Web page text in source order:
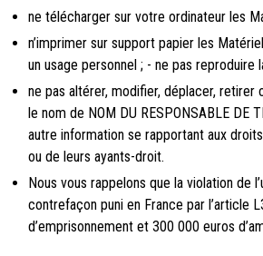
ne télécharger sur votre ordinateur les
n’imprimer sur support papier les
un usage personnel ; - ne pas
ne pas altérer, modifier, déplacer,
le nom de NOM DU RESPONSABLE
autre information se rapportant aux
ou de leurs ayants-droit.
Nous vous rappelons que la violation de
contrefaçon puni en France par l’article
d’emprisonnement et 300 000 euros